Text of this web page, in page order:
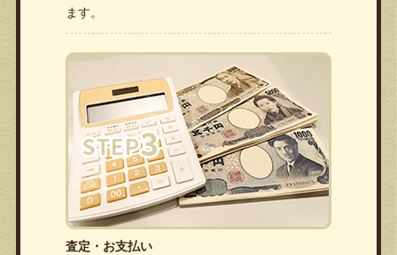
ます。
査定・お支払い